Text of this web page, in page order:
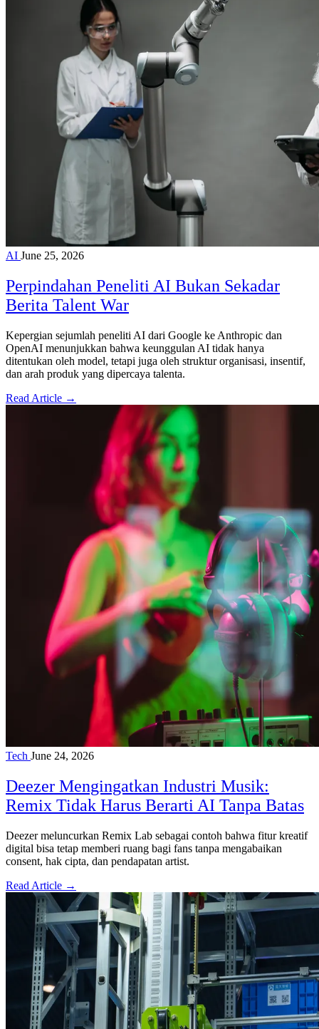
AI June 25, 2026
Perpindahan Peneliti AI Bukan Sekadar
Berita Talent War
Kepergian sejumlah peneliti AI dari Google ke Anthropic dan
OpenAI menunjukkan bahwa keunggulan AI tidak hanya
ditentukan oleh model, tetapi juga oleh struktur organisasi, insentif,
dan arah produk yang dipercaya talenta.
Read Article →
Tech June 24, 2026
Deezer Mengingatkan Industri Musik:
Remix Tidak Harus Berarti AI Tanpa Batas
Deezer meluncurkan Remix Lab sebagai contoh bahwa fitur kreatif
digital bisa tetap memberi ruang bagi fans tanpa mengabaikan
consent, hak cipta, dan pendapatan artist.
Read Article →